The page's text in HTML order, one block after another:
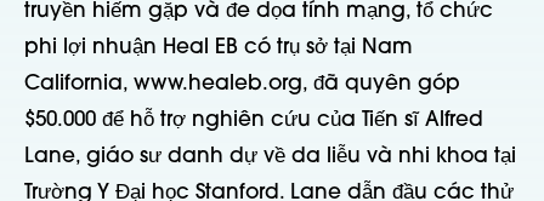
truyền hiếm gặp và đe dọa tính mạng, tổ chức
phi lợi nhuận Heal EB có trụ sở tại Nam
California, www.healeb.org, đã quyên góp
$50.000 để hỗ trợ nghiên cứu của Tiến sĩ Alfred
Lane, giáo sư danh dự về da liễu và nhi khoa tại
Trường Y Đại học Stanford. Lane dẫn đầu các thử